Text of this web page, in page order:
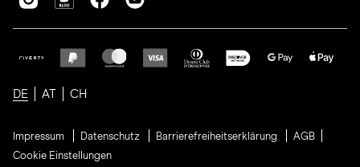
DE AT CH
Impressum Datenschutz Barrierefreiheitserklärung
AGB
Cookie Einstellungen